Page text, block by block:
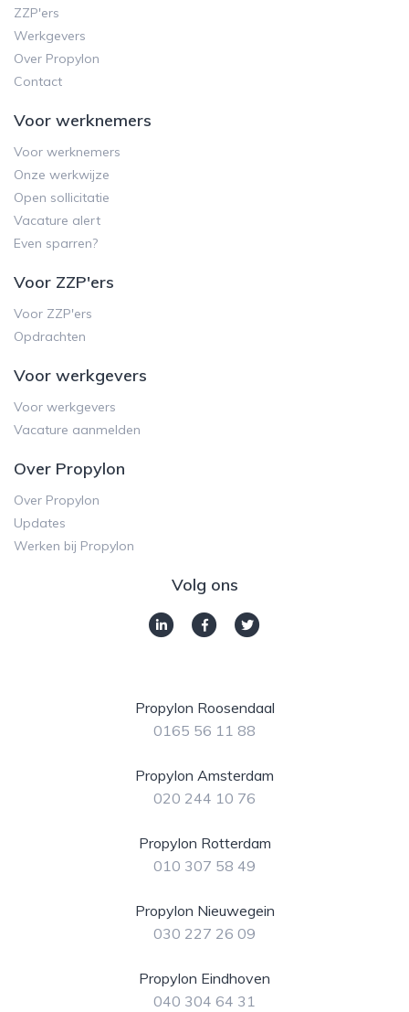
ZZP'ers
Werkgevers
Over Propylon
Contact
Voor werknemers
Voor werknemers
Onze werkwijze
Open sollicitatie
Vacature alert
Even sparren?
Voor ZZP'ers
Voor ZZP'ers
Opdrachten
Voor werkgevers
Voor werkgevers
Vacature aanmelden
Over Propylon
Over Propylon
Updates
Werken bij Propylon
Volg ons
Propylon Roosendaal
0165 56 11 88
Propylon Amsterdam
020 244 10 76
Propylon Rotterdam
010 307 58 49
Propylon Nieuwegein
030 227 26 09
Propylon Eindhoven
040 304 64 31